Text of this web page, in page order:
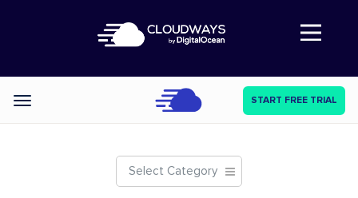
Abre a navegação
Categories START FREE TRIAL
Select Category